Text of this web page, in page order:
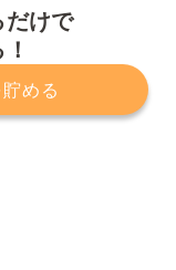
だけで
める
運営会社